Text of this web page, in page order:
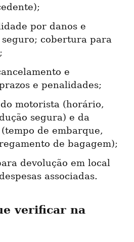
por danos e
cobertura para
e
e penalidades;
motorista (horário,
segura) e da
de embarque,
de bagagem);
devolução em local
associadas.
verificar na